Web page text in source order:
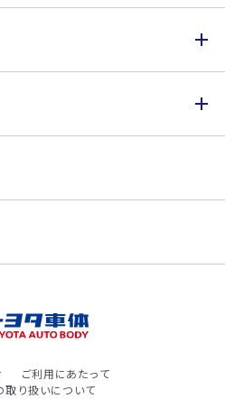
ご利用にあたって
取り扱いについて